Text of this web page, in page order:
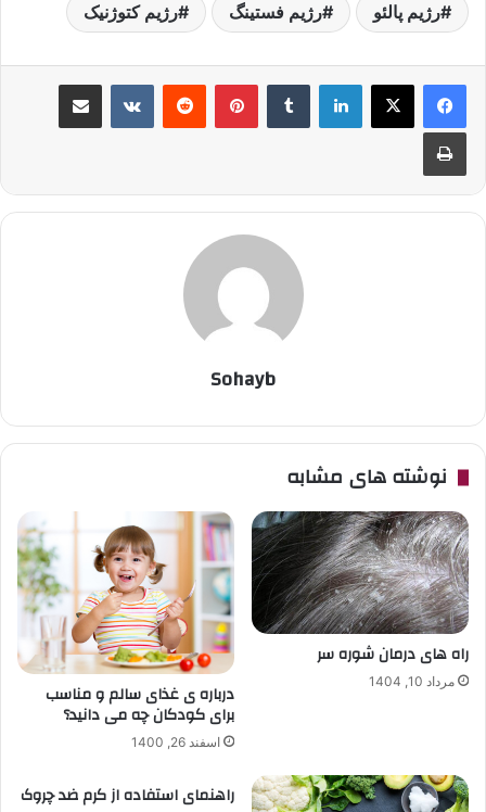
رژیم پالئو رژیم فستینگ رژیم کتوژنیک
لینکدین ‫تامبلر پینترست‫رددیت ‫VKontakteاشتراک گذاری از طریق ایمیل
چاپ
Sohayb
نوشته های مشابه
راه های درمان شوره سر
مرداد 10, 1404 درباره ی غذای سالم و مناسب
برای کودکان چه می دانید؟
اسفند 26, 1400
راهنمای استفاده از کرم ضد چروک